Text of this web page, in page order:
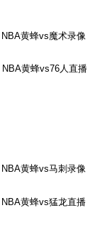
NBA黄蜂vs魔术录像
NBA黄蜂vs76人直播
NBA黄蜂vs马刺录像
NBA黄蜂vs猛龙直播